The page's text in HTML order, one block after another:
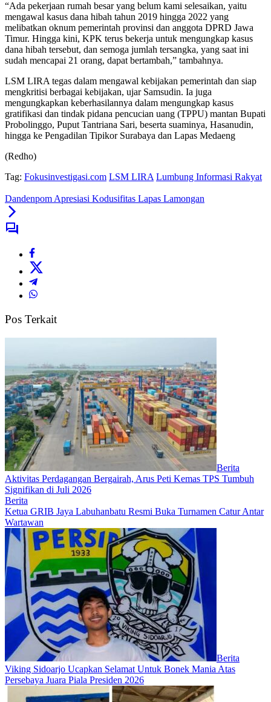
“Ada pekerjaan rumah besar yang belum kami selesaikan, yaitu
mengawal kasus dana hibah tahun 2019 hingga 2022 yang
melibatkan oknum pemerintah provinsi dan anggota DPRD Jawa
Timur. Hingga kini, KPK terus bekerja untuk mengungkap kasus
dana hibah tersebut, dan semoga jumlah tersangka, yang saat ini
sudah mencapai 21 orang, dapat bertambah,” tambahnya.
LSM LIRA tegas dalam mengawal kebijakan pemerintah dan siap
mengkritisi berbagai kebijakan, ujar Samsudin. Ia juga
mengungkapkan keberhasilannya dalam mengungkap kasus
gratifikasi dan tindak pidana pencucian uang (TPPU) mantan Bupati
Probolinggo, Puput Tantriana Sari, beserta suaminya, Hasanudin,
hingga ke Pengadilan Tipikor Surabaya dan Lapas Medaeng
(Redho)
Tag: Fokusinvestigasi.com LSM LIRA Lumbung Informasi Rakyat
Dandenpom Apresiasi Kodusifitas Lapas Lamongan
Pos Terkait
Berita
Aktivitas Perdagangan Bergairah, Arus Peti Kemas TPS Tumbuh
Signifikan di Juli 2026
Berita
Ketua GRIB Jaya Labuhanbatu Resmi Buka Turnamen Catur Antar
Wartawan
Berita
Viking Sidoarjo Ucapkan Selamat Untuk Bonek Mania Atas
Persebaya Juara Piala Presiden 2026